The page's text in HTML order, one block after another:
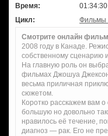
Время:
01:34:30
Цикл:
Фильмы
Смотрите онлайн
2008 году в Канаде.
собственному сценарию
На главную роль он
фильмах Джошуа
весьма приличная
сюжетом.
Коротко расскажем вам
большую но довольно
нравилось её течение,
диагноз — рак. Его не